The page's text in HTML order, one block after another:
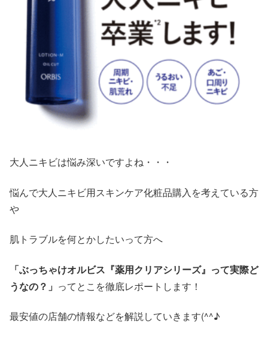
大人ニキビは悩み深いですよね・・・
悩んで大人ニキビ用スキンケア化粧品購入を考えている方
や
肌トラブルを何とかしたいって方へ
「ぶっちゃけオルビス『薬用クリアシリーズ』って実際ど
うなの？」 ってとこを徹底レポートします！
最安値の店舗の情報などを解説していきます(^^♪